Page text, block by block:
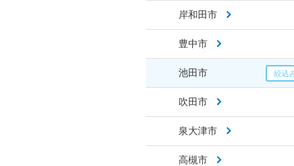
岸和田市
豊中市
池田市
吹田市
泉大津市
高槻市